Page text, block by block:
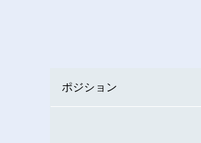
ポジション